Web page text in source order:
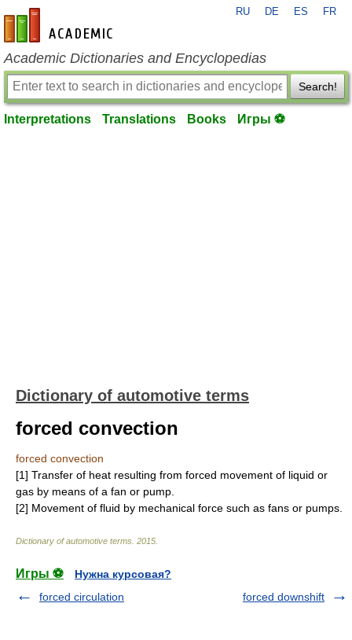
en-academic.com
RU DE ES FR
Academic Dictionaries and Encyclopedias
Search!
Interpretations Translations Books Игры ⚽
Dictionary of automotive terms
forced convection
forced convection
[1] Transfer of heat resulting from forced movement of liquid or
gas by means of a fan or pump.
[2] Movement of fluid by mechanical force such as fans or pumps.
Dictionary of automotive terms 2015
Игры ⚽
Нужна курсовая?
forced circulation
forced downshift